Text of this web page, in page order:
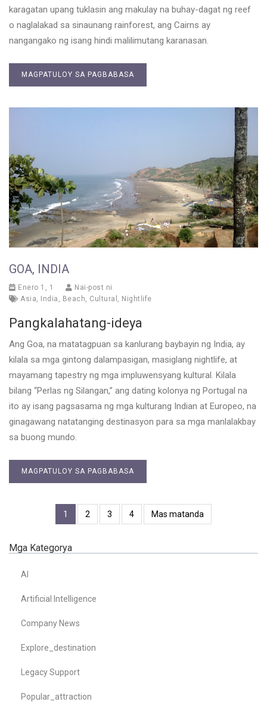
karagatan upang tuklasin ang makulay na buhay-dagat ng reef
o naglalakad sa sinaunang rainforest, ang Cairns ay
nangangako ng isang hindi malilimutang karanasan.
MAGPATULOY SA PAGBABASA
GOA, INDIA
Enero 1, 1
Nai-post ni
Asia
India Beach Cultural Nightlife
Pangkalahatang-ideya
Ang Goa, na matatagpuan sa kanlurang baybayin ng India, ay
kilala sa mga gintong dalampasigan, masiglang nightlife, at
mayamang tapestry ng mga impluwensyang kultural. Kilala
bilang “Perlas ng Silangan,” ang dating kolonya ng Portugal na
ito ay isang pagsasama ng mga kulturang Indian at Europeo, na
ginagawang natatanging destinasyon para sa mga manlalakbay
sa buong mundo.
MAGPATULOY SA PAGBABASA
1 2 3 4 Mas matanda
Mga Kategorya
AI
Artificial Intelligence
Company News
Explore_destination
Legacy Support
Popular_attraction